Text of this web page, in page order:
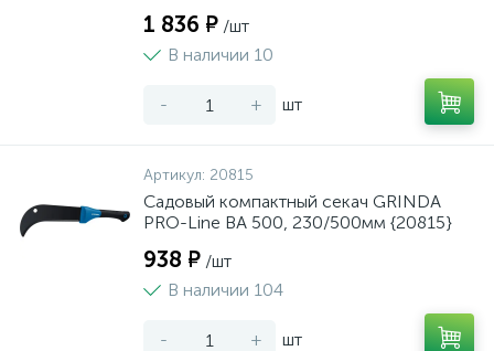
1 836 ₽ /шт
В наличии 10
- + шт
Артикул: 20815
Садовый компактный секач GRINDA
PRO-Line BA 500, 230/500мм {20815}
938 ₽ /шт
В наличии 104
- + шт